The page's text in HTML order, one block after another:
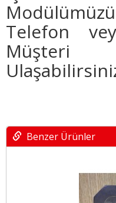
Telefon
Müşteri
Benzer Ürünler